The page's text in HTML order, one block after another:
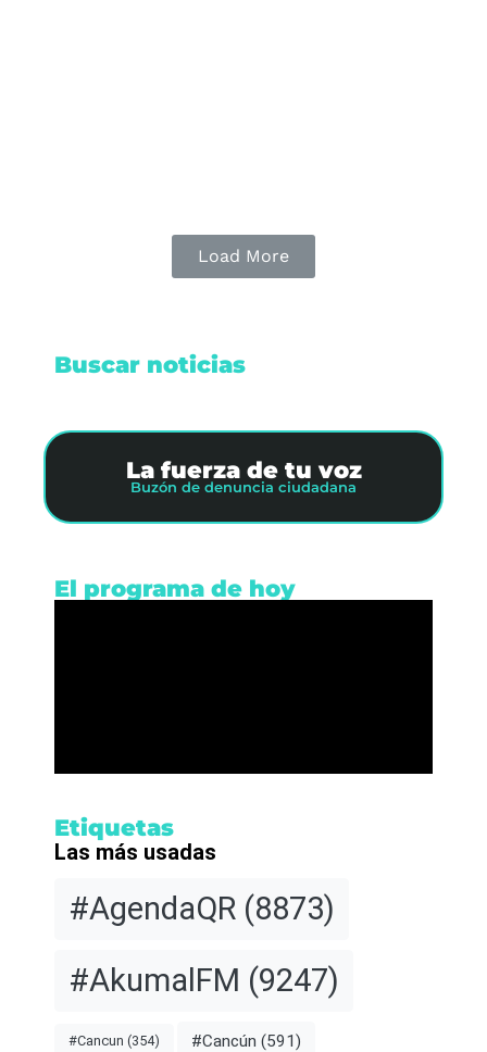
Load More
Buscar noticias
La fuerza de tu voz
Buzón de denuncia ciudadana
El programa de hoy
Etiquetas
Las más usadas
#AgendaQR (8873)
#AkumalFM (9247)
#Cancun (354) #Cancún (591)